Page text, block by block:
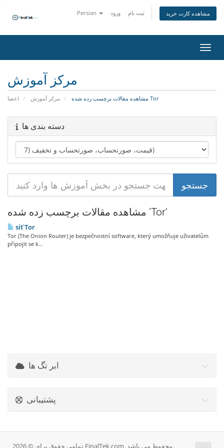
Persian ورود ثبت نام مشاهده کارت خرید
مرکز آموزش
اعضا مرکز آموزش مشاهده مقالات برچسب زده شده Tor
دسته بندی ها
مشاهده مقالات برچسب زده شده 'Tor'
síť Tor
Tor (The Onion Router) je bezpečnostní software, který umožňuje uživatelům
připojit se k...
ابر تگ ها
پشتیبانی
تمامی حقوق برای © 2026 FinalTek.com. محفوط می باشد.